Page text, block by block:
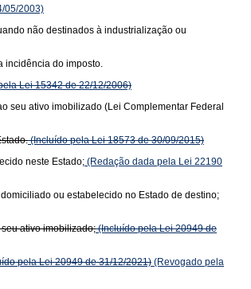
05/2003)
não destinados à industrialização ou
incidência do imposto.
Lei 15342 de 22/12/2006)
seu ativo imobilizado (Lei Complementar Federal
(Incluído pela Lei 18573 de 30/09/2015)
neste Estado; (Redação dada pela Lei 22190
ou estabelecido no Estado de destino;
ativo imobilizado;(Incluído pela Lei 20949 de
pela Lei 20949 de 31/12/2021) (Revogado pela